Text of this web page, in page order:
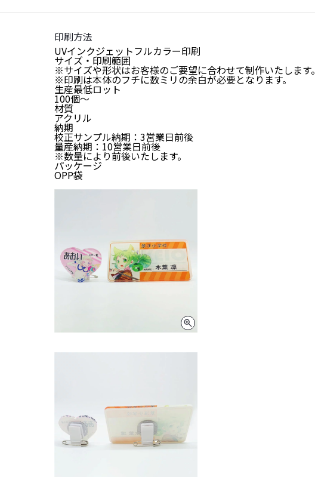
印刷方法
UVインクジェットフルカラー印刷
サイズ・印刷範囲
※サイズや形状はお客様のご要望に合わせて制作いたします。
※印刷は本体のフチに数ミリの余白が必要となります。
生産最低ロット
100個～
材質
アクリル
納期
校正サンプル納期：3営業日前後
量産納期：10営業日前後
※数量により前後いたします。
パッケージ
OPP袋